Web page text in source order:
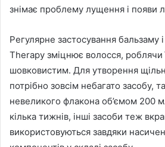
знімає проблему лущення і появи
Регулярне застосування
Therapy зміцнює волосся, роблячи
шовковистим. Для утворення
потрібно зовсім небагато засобу,
невеликого флакона об’ємом 200
кілька тижнів, інші засоби теж
використовуються завдяки